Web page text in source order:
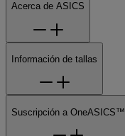
Acerca de ASICS
Información de tallas
Suscripción a OneASICS™